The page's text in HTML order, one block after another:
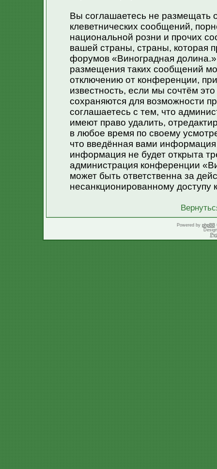
Вы соглашаетесь не размещать
клеветнических сообщений,
национальной розни и прочих
вашей страны, страны, которая
форумов «Виноградная
размещения таких сообщений
отключению от конференции,
известность, если мы сочтём
сохраняются для возможности
соглашаетесь с тем, что
имеют право удалить,
в любое время по своему
что введённая вами
информация не будет открыта
администрация конференции
может быть ответственна за
несанкционированному доступу
Powered by phpBB